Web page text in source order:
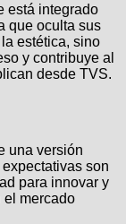
está integrado
que oculta sus
estética, sino
y contribuye al
desde TVS.
una versión
expectativas son
para innovar y
el mercado